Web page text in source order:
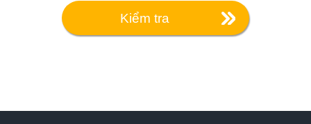
Kiểm tra